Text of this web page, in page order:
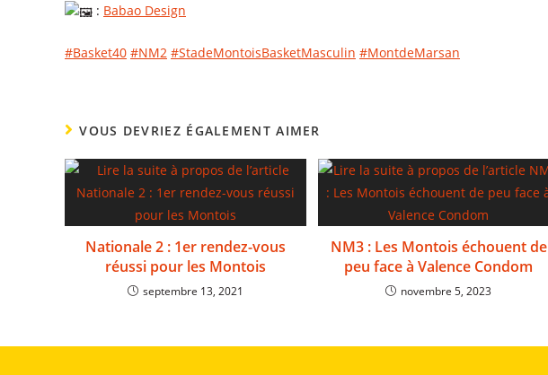
: Babao Design
#Basket40 #NM2 #StadeMontoisBasketMasculin #MontdeMarsan
VOUS DEVRIEZ ÉGALEMENT AIMER
Nationale 2 : 1er rendez-vous
réussi pour les Montois
septembre 13, 2021
NM3 : Les Montois échouent de
peu face à Valence Condom
novembre 5, 2023